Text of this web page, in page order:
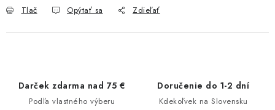
Tlač Opýtať sa Zdieľať
Darček zdarma nad 75 €
Podľa vlastného výberu
Doručenie do 1-2 dní
Kdekoľvek na Slovensku